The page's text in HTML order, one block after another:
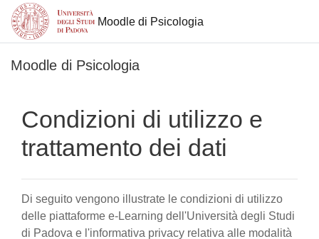
Moodle di Psicologia
Moodle di Psicologia
Condizioni di utilizzo e
trattamento dei dati
Di seguito vengono illustrate le condizioni di utilizzo
delle piattaforme e-Learning dell'Università degli Studi
di Padova e l'informativa privacy relativa alle modalità